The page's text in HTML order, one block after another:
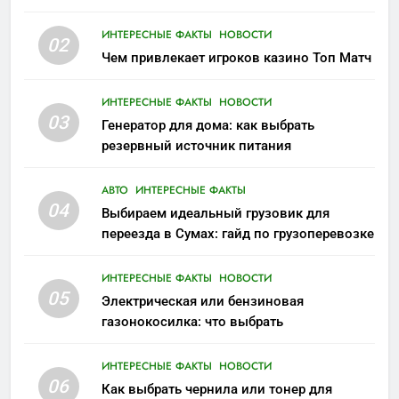
02 ИНТЕРЕСНЫЕ ФАКТЫ НОВОСТИ
Чем привлекает игроков казино Топ Матч
03
ИНТЕРЕСНЫЕ ФАКТЫ НОВОСТИ
Генератор для дома: как выбрать
резервный источник питания
04
АВТО ИНТЕРЕСНЫЕ ФАКТЫ
Выбираем идеальный грузовик для
переезда в Сумах: гайд по грузоперевозке
05
ИНТЕРЕСНЫЕ ФАКТЫ НОВОСТИ
Электрическая или бензиновая
газонокосилка: что выбрать
06
ИНТЕРЕСНЫЕ ФАКТЫ НОВОСТИ
Как выбрать чернила или тонер для